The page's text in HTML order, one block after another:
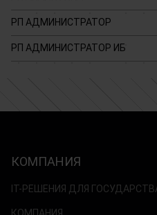
РП АДМИНИСТРАТОР
РП АДМИНИСТРАТОР ИБ
КОМПАНИЯ
IT-РЕШЕНИЯ ДЛЯ